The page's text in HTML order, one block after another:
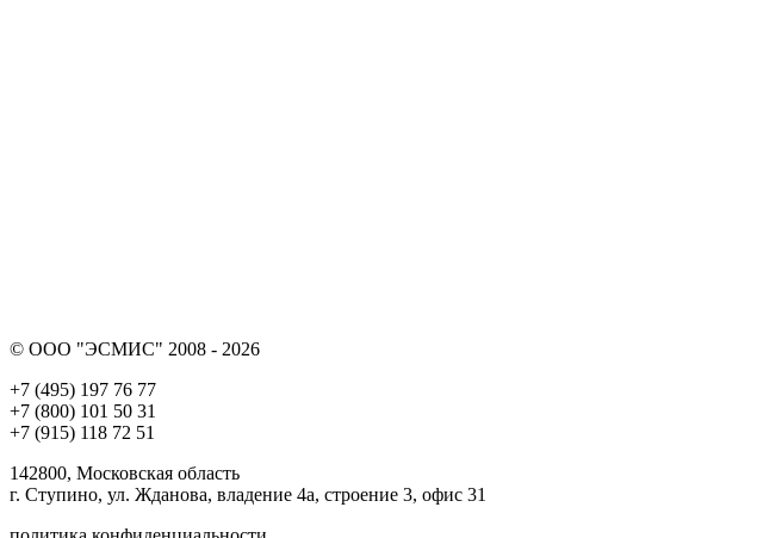
© ООО "ЭСМИС" 2008 - 2026
+7 (495) 197 76 77
+7 (800) 101 50 31
+7 (915) 118 72 51
142800, Московская область
г. Ступино, ул. Жданова, владение 4а, строение 3, офис 31